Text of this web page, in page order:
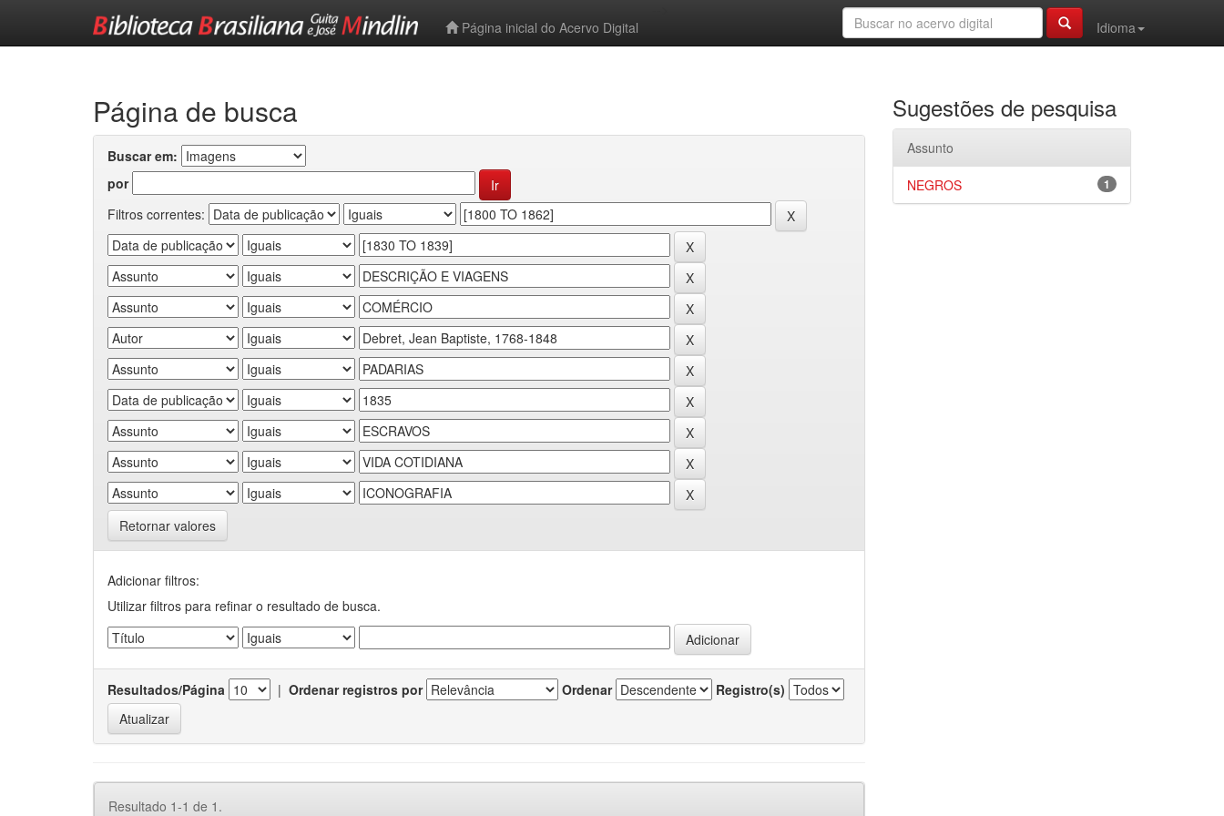
Página inicial do Acervo Digital
Idioma
Página de busca
Buscar em:
por
Filtros correntes:
Retornar valores
Adicionar filtros:
Utilizar filtros para refinar o resultado de busca.
Resultados/Página | Ordenar registros por Ordenar Registro(s)
Resultado 1-1 de 1.
Sugestões de pesquisa
Assunto
1
NEGROS